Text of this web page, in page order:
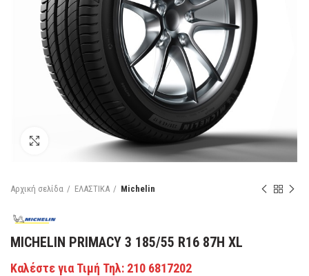
Κάντε κλικ για μεγέθυνση
Αρχική σελίδα ΕΛΑΣΤΙΚΑ Michelin
MICHELIN PRIMACY 3 185/55 R16 87H XL
Καλέστε για Τιμή Τηλ: 210 6817202